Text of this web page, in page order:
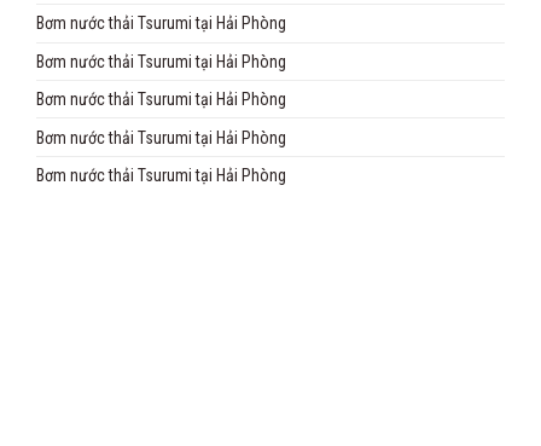
Bơm nước thải Tsurumi tại Hải Phòng
Bơm nước thải Tsurumi tại Hải Phòng
Bơm nước thải Tsurumi tại Hải Phòng
Bơm nước thải Tsurumi tại Hải Phòng
Bơm nước thải Tsurumi tại Hải Phòng